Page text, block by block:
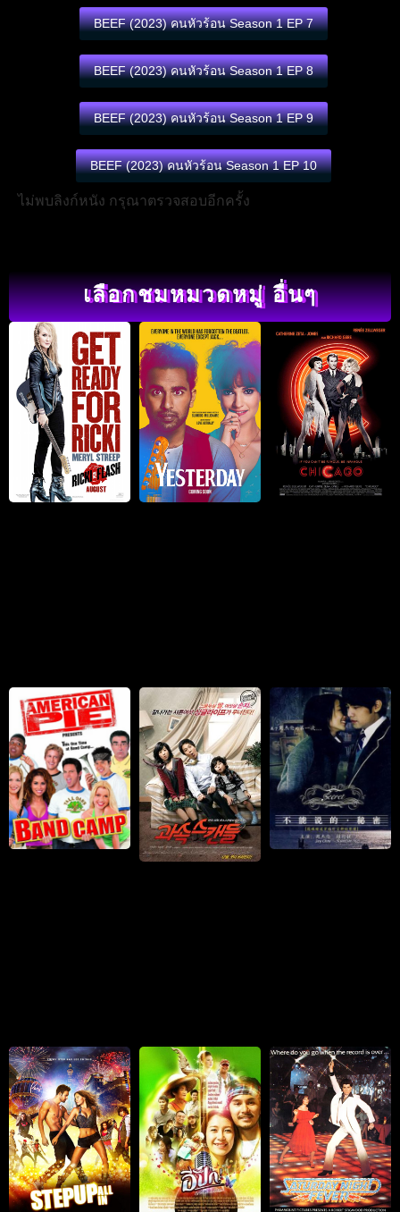
BEEF (2023) คนหัวร้อน Season 1 EP 7
BEEF (2023) คนหัวร้อน Season 1 EP 8
BEEF (2023) คนหัวร้อน Season 1 EP 9
BEEF (2023) คนหัวร้อน Season 1 EP 10
ไม่พบลิงก์หนัง กรุณาตรวจสอบอีกครั้ง
เลือกชมหมวดหมู่ อื่นๆ